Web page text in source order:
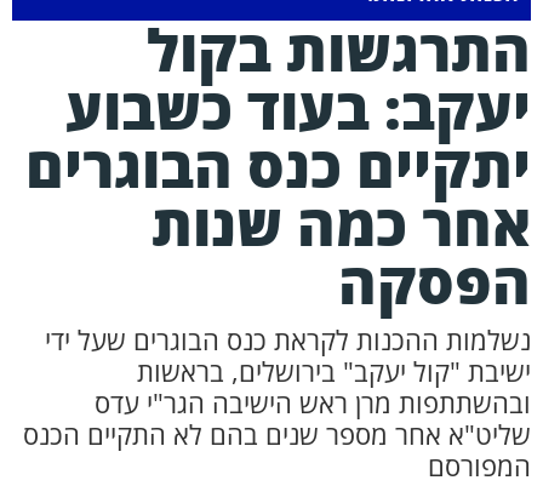
בקול
בעוד כשבוע
כנס הבוגרים
כמה שנות
ההכנות לקראת כנס הבוגרים שעל ידי
"קול יעקב" בירושלים, בראשות
מרן ראש הישיבה הגר"י עדס
אחר מספר שנים בהם לא התקיים הכנס